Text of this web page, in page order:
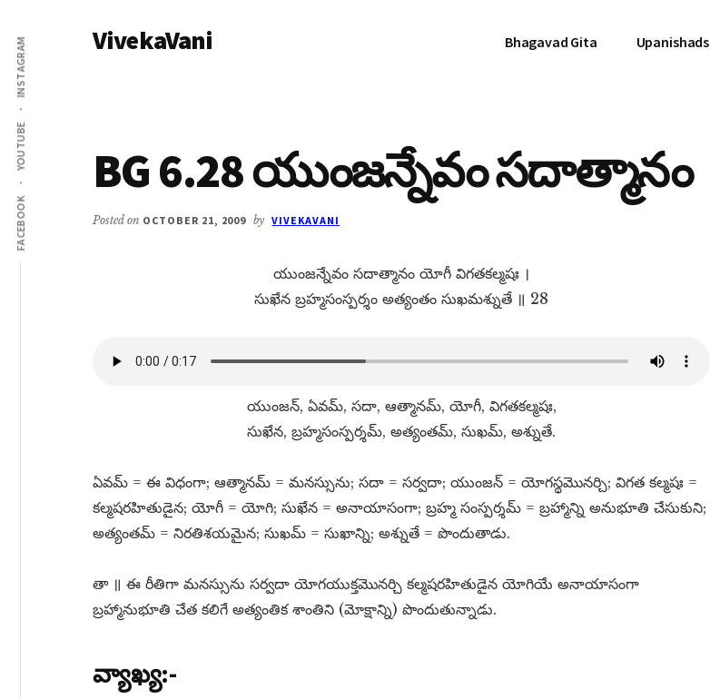
main
content
primary
sidebar
Additional
menu
FACEBOOK
YOUTUBE
INSTAGRAM VivekaVani Bhagavad Gita Upanishads
BG 6.28 యుంజన్నేవం సదాత్మానం
Posted on OCTOBER 21, 2009 by VIVEKAVANI
యుంజన్నేవం సదాత్మానం యోగీ విగతకల్మషః ।
సుఖేన బ్రహ్మసంస్పర్శం అత్యంతం సుఖమశ్నుతే ॥ 28
యుంజన్​, ఏవమ్​, సదా, ఆత్మానమ్​, యోగీ, విగతకల్మషః,
సుఖేన, బ్రహ్మసంస్పర్శమ్​, అత్యంతమ్​, సుఖమ్​, అశ్నుతే.
ఏవమ్​ = ఈ విధంగా; ఆత్మానమ్​ = మనస్సును; సదా = సర్వదా; యుంజన్​ = యోగస్థమొనర్చి; విగత కల్మషః =
కల్మషరహితుడైన; యోగీ = యోగి; సుఖేన = అనాయాసంగా; బ్రహ్మ సంస్పర్శమ్​ = బ్రహ్మాన్ని అనుభూతి చేసుకుని;
అత్యంతమ్​ = నిరతిశయమైన; సుఖమ్​ = సుఖాన్ని; అశ్నుతే = పొందుతాడు.
తా ॥ ఈ రీతిగా మనస్సును సర్వదా యోగయుక్తమొనర్చి కల్మషరహితుడైన యోగియే అనాయాసంగా
బ్రహ్మానుభూతి చేత కలిగే అత్యంతిక శాంతిని (మోక్షాన్ని) పొందుతున్నాడు.
వ్యాఖ్య:-